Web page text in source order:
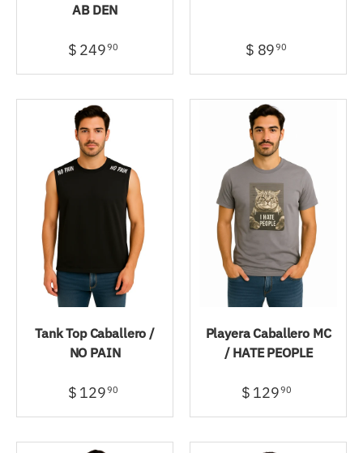
AB DEN
$ 24990 $ 8990
Tank Top Caballero /
NO PAIN
$ 12990
Playera Caballero MC
/ HATE PEOPLE
$ 12990